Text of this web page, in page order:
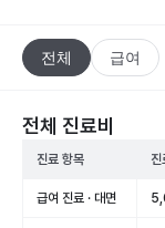
전체 급여
전체 진료비
진료 항목 진
급여 진료 · 대면